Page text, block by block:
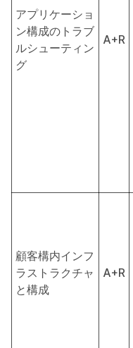
アプリケーショ
ン構成のトラブ
ルシューティン
グ
A+R
顧客構内インフ
ラストラクチャ
と構成
A+R